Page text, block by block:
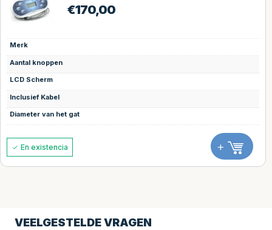
€170,00
Merk
Aantal knoppen
LCD Scherm
Inclusief Kabel
Diameter van het gat
En existencia +
VEELGESTELDE VRAGEN